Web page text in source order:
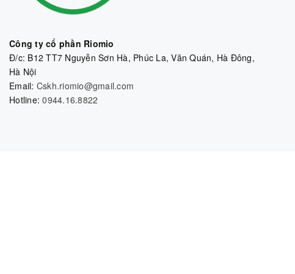
Công ty cổ phần Riomio
Đ/c: B12 TT7 Nguyễn Sơn Hà, Phúc La, Văn Quán, Hà Đông,
Hà Nội
Email: Cskh.riomio@gmail.com
Hotline:0944.16.8822